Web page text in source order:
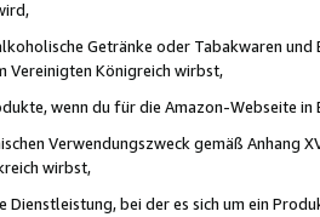
Getränke oder Tabakwaren
Vereinigten Königreich wirbst,
wenn du für die Amazon-Webseite in
Verwendungszweck gemäß Anhang
wirbst,
bei der es sich um ein